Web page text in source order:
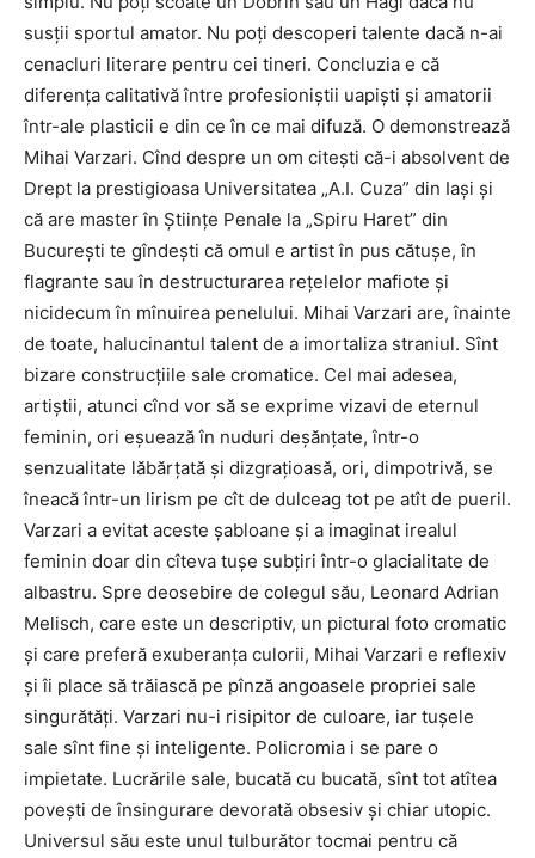
susţii sportul amator. Nu poţi descoperi talente dacă n-ai
cenacluri literare pentru cei tineri. Concluzia e că
diferenţa calitativă între profesioniştii uapişti şi amatorii
într-ale plasticii e din ce în ce mai difuză. O demonstrează
Mihai Varzari. Cînd despre un om citeşti că-i absolvent de
Drept la prestigioasa Universitatea „A.I. Cuza” din Iaşi şi
că are master în Ştiinţe Penale la „Spiru Haret” din
Bucureşti te gîndeşti că omul e artist în pus cătuşe, în
flagrante sau în destructurarea reţelelor mafiote şi
nicidecum în mînuirea penelului. Mihai Varzari are, înainte
de toate, halucinantul talent de a imortaliza straniul. Sînt
bizare construcţiile sale cromatice. Cel mai adesea,
artiştii, atunci cînd vor să se exprime vizavi de eternul
feminin, ori eşuează în nuduri deşănţate, într-o
senzualitate lăbărţată şi dizgraţioasă, ori, dimpotrivă, se
îneacă într-un lirism pe cît de dulceag tot pe atît de pueril.
Varzari a evitat aceste şabloane şi a imaginat irealul
feminin doar din cîteva tuşe subţiri într-o glacialitate de
albastru. Spre deosebire de colegul său, Leonard Adrian
Melisch, care este un descriptiv, un pictural foto cromatic
şi care preferă exuberanţa culorii, Mihai Varzari e reflexiv
şi îi place să trăiască pe pînză angoasele propriei sale
singurătăţi. Varzari nu-i risipitor de culoare, iar tuşele
sale sînt fine şi inteligente. Policromia i se pare o
impietate. Lucrările sale, bucată cu bucată, sînt tot atîtea
poveşti de însingurare devorată obsesiv şi chiar utopic.
Universul său este unul tulburător tocmai pentru că